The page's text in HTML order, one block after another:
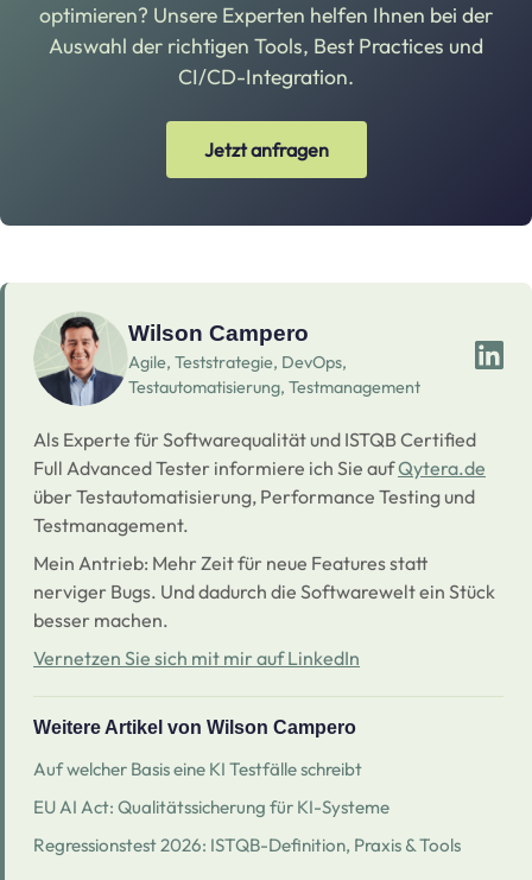
optimieren? Unsere Experten helfen Ihnen bei der
Auswahl der richtigen Tools, Best Practices und
CI/CD-Integration.
Jetzt anfragen
Wilson Campero
Agile, Teststrategie, DevOps,
Testautomatisierung, Testmanagement
Als Experte für Softwarequalität und ISTQB Certified
Full Advanced Tester informiere ich Sie aufQytera.de
über Testautomatisierung, Performance Testing und
Testmanagement.
Mein Antrieb: Mehr Zeit für neue Features statt
nerviger Bugs. Und dadurch die Softwarewelt ein Stück
besser machen.
Vernetzen Sie sich mit mir auf LinkedIn
Weitere Artikel von Wilson Campero
Auf welcher Basis eine KI Testfälle schreibt
EU AI Act: Qualitätssicherung für KI-Systeme
Regressionstest 2026: ISTQB-Definition, Praxis & Tools